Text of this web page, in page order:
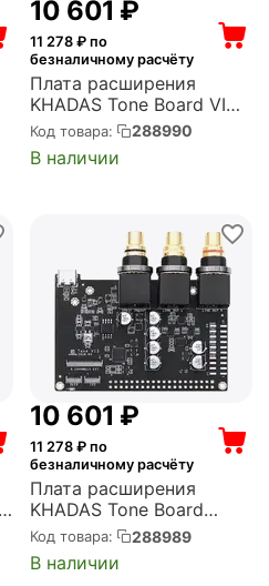
10 601 ₽
11 278₽ по
безналичному расчёту
Плата расширения
KHADAS Tone Board VIMs
Edition Hi-Res Audio
Board, Hi-Fi, XMOS,
ES9038Q2M, GPIO
Код товара: 288990
В наличии
10 601 ₽
11 278₽ по
безналичному расчёту
Плата расширения
KHADAS Tone Board
Generic Edition Hi-Res
Audio Board, Hi-Fi, XMOS,
ES9038Q2M (KTONE-G-
Код товара: 288989
В наличии